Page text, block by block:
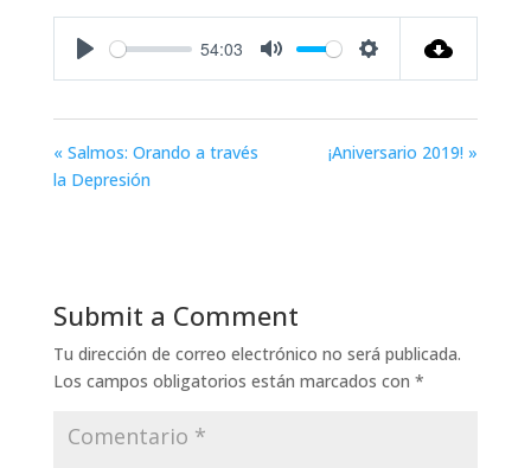
54:03
« Salmos: Orando a través
la Depresión
¡Aniversario 2019! »
Submit a Comment
Tu dirección de correo electrónico no será publicada.
Los campos obligatorios están marcados con *